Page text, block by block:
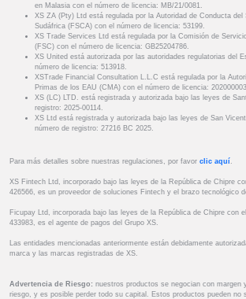
en Malasia con el número de licencia: MB/21/0081.
XS ZA (Pty) Ltd está regulada por la Autoridad de Conducta del
Sudáfrica (FSCA) con el número de licencia: 53199.
XS Trade Services Ltd está regulada por la Comisión de
(FSC) con el número de licencia: GB25204786.
XS United está autorizada por las autoridades regulatorias del
número de licencia: 513918.
XSTrade Financial Consultation L.L.C está regulada por la
Primas de los EAU (CMA) con el número de licencia:
XS (LC) LTD. está registrada y autorizada bajo las leyes de
registro: 2025-00114.
XS Ltd está registrada y autorizada bajo las leyes de San
número de registro: 27216 BC 2025.
Para más detalles sobre nuestras regulaciones, por favor clic aquí
XS Fintech Ltd, incorporado bajo las leyes de la República de Chipre
426566, es un proveedor de soluciones Fintech y el brazo tecnológico
Ficupay Ltd, incorporada bajo las leyes de la República de Chipre con
433983, es el agente de pagos del Grupo XS.
Las entidades mencionadas anteriormente están debidamente
marca y las marcas registradas de XS.
Advertencia de Riesgo: nuestros productos se negocian con margen
riesgo, y es posible perder todo su capital. Estos productos pueden no